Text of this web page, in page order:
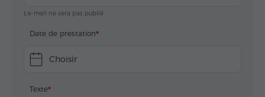
L'e-mail ne sera pas publié
Date de prestation
Choisir
Texte